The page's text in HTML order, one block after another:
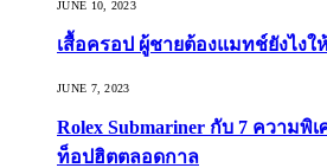
JUNE 10, 2023
เสื้อครอป ผู้ชายต้องแมทช์ยังไงใ
JUNE 7, 2023
Rolex Submariner กับ 7 ความพิ
ท็อปฮิตตลอดกาล